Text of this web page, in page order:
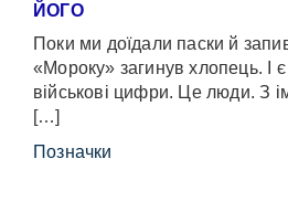
ЙОГО
Поки ми доїдали паски й
«Мороку» загинув хлопець. І
військові цифри. Це люди. З
[…]
Позначки